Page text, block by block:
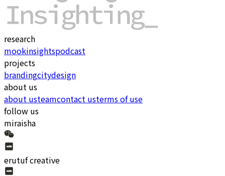
research
mookinsightspodcast
projects
brandingcitydesign
about us
about usteamcontact usterms of use
follow us
miraisha
erutuf creative